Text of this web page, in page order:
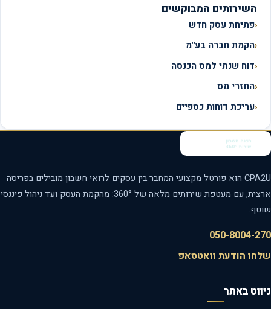
השירותים המבוקשים
פתיחת עסק חדש
הקמת חברה בע"מ
דוח שנתי למס הכנסה
החזרי מס
עריכת דוחות כספיים
CPA2U הוא פורטל מקצועי המחבר בין עסקים לרואי חשבון מובילים בפריסה
ארצית, עם מעטפת שירותים מלאה של 360°: מהקמת העסק ועד ניהול פיננסי
050-8004-
הודעת וואטסאפ
באתר